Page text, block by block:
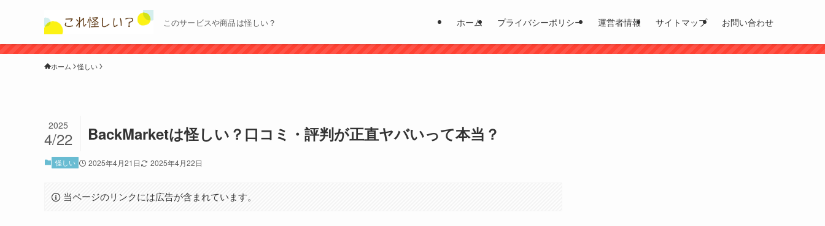
このサービスや商品は怪しい？ ホーム プライバシーポリシー 運営者情報 サイトマップ お問い合わせ
ホーム 怪しい
BackMarketは怪しい？口コミ・評判が正直ヤバいって本当？
2025
4/22
怪しい 2025年4月21日 2025年4月22日
当ページのリンクには広告が含まれています。